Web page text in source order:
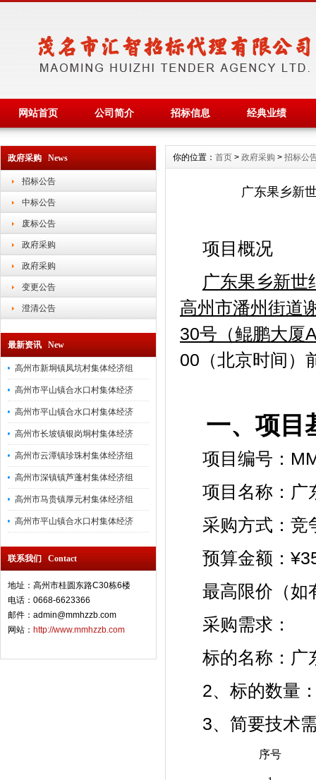
网站首页 公司简介 招标信息 经典业绩
政府采购 News
招标公告
中标公告
废标公告
政府采购
政府采购
变更公告
澄清公告
最新资讯 New
高州市新垌镇凤坑村集体经济组
高州市平山镇合水口村集体经济
高州市平山镇合水口村集体经济
高州市长坡镇银岗垌村集体经济
高州市云潭镇珍珠村集体经济组
高州市深镇镇芦蓬村集体经济组
高州市马贵镇厚元村集体经济组
高州市平山镇合水口村集体经济
联系我们 Contact
地址：高州市桂圆东路C30栋6楼
电话：0668-6623366
邮件：admin@mmhzzb.com
网站： http://www.mmhzzb.com
你的位置： 首页 > 政府采购 > 招标公
广东果乡新
项目概况
广东果乡新世
高州市潘州街道
30号（鲲鹏大厦
00（北京时间）
一、项目
项目编号：
项目名称：广
采购方式：竞
预算金额：
最高限价（如
采购需求：
标的名称：广
2、标的数量
3、简要技术
序号